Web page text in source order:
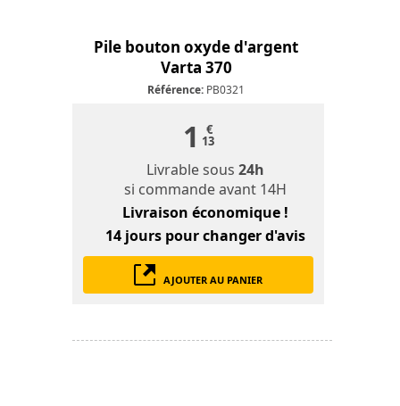
Pile bouton oxyde d'argent
Varta 370
Référence: PB0321
1 €
13
Livrable sous24h
si commande avant 14H
Livraison économique !
14 jours pour changer d'avis
AJOUTER AU PANIER